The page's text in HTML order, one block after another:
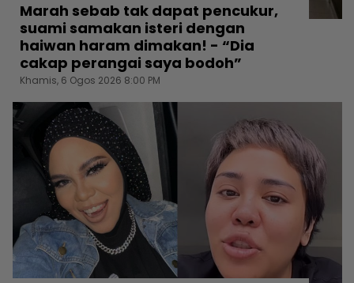
Marah sebab tak dapat pencukur,
suami samakan isteri dengan
haiwan haram dimakan! - “Dia
cakap perangai saya bodoh”
Khamis, 6 Ogos 2026 8:00 PM